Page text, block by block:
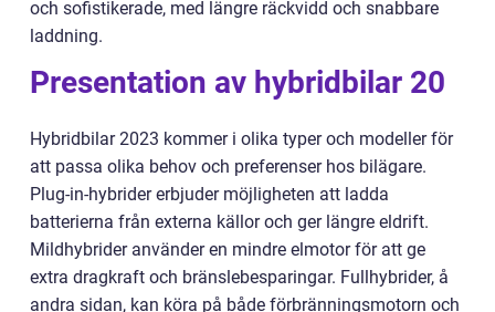
och sofistikerade, med längre räckvidd och snabbare
laddning.
Presentation av hybridbilar 20
Hybridbilar 2023 kommer i olika typer och modeller för
att passa olika behov och preferenser hos bilägare.
Plug-in-hybrider erbjuder möjligheten att ladda
batterierna från externa källor och ger längre eldrift.
Mildhybrider använder en mindre elmotor för att ge
extra dragkraft och bränslebesparingar. Fullhybrider, å
andra sidan, kan köra på både förbränningsmotorn och